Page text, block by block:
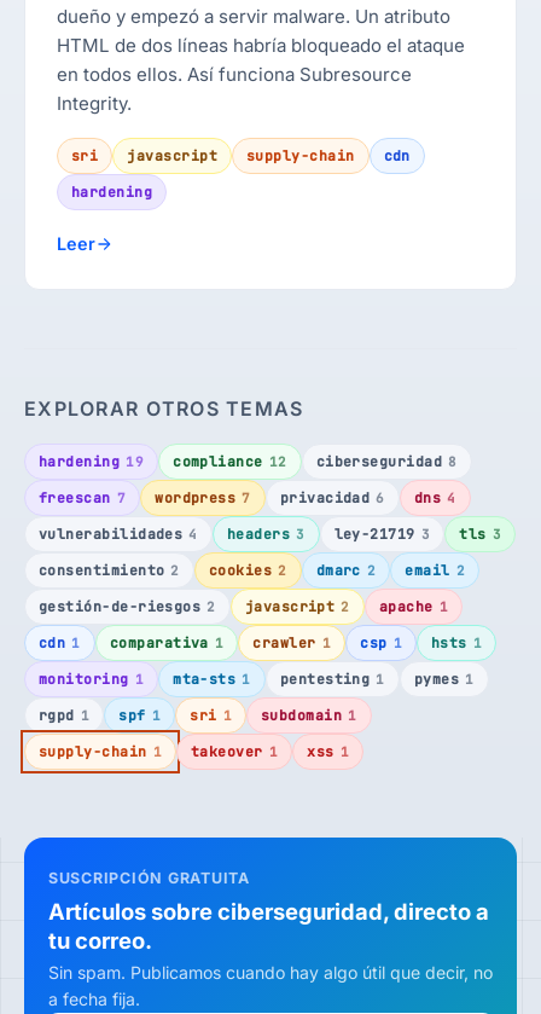
dueño y empezó a servir malware. Un atributo
HTML de dos líneas habría bloqueado el ataque
en todos ellos. Así funciona Subresource
Integrity.
sri javascript supply-chain
cdn
hardening
Leer
EXPLORAR OTROS TEMAS
hardening 19 compliance 12 ciberseguridad 8
freescan 7 wordpress 7 privacidad 6 dns 4
vulnerabilidades 4 headers 3 ley-21719 3 tls 3
consentimiento 2 cookies 2 dmarc 2 email 2
gestión-de-riesgos 2 javascript 2 apache 1
cdn 1 comparativa 1 crawler 1 csp 1 hsts 1
monitoring 1 mta-sts 1 pentesting 1 pymes 1
rgpd 1 spf 1 sri 1 subdomain 1
supply-chain 1 takeover 1 xss 1
SUSCRIPCIÓN GRATUITA
Artículos sobre ciberseguridad, directo a
tu correo.
Sin spam. Publicamos cuando hay algo útil que decir, no
a fecha fija.